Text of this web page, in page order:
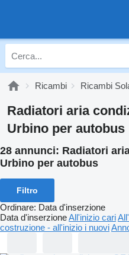
Ricambi Ricambi
Radiatori aria
Urbino per autobus
28 annunci: Radiatori
Urbino per autobus
Filtro
Ordinare: Data d'inserzione
Data d'inserzioneAll'inizio cari
costruzione - all'inizio i nuovi